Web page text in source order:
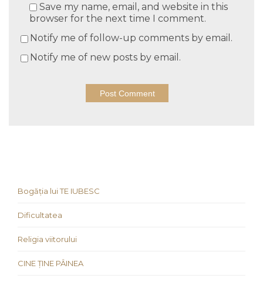
Save my name, email, and website in this
browser for the next time I comment.
Notify me of follow-up comments by email.
Notify me of new posts by email.
Bogăția lui TE IUBESC
Dificultatea
Religia viitorului
CINE ȚINE PÂINEA